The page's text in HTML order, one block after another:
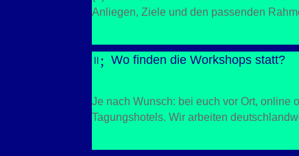
Anliegen, Ziele und den passenden
=; Wo finden die Workshops statt?
Je nach Wunsch: bei euch vor Ort, online
Tagungshotels. Wir arbeiten